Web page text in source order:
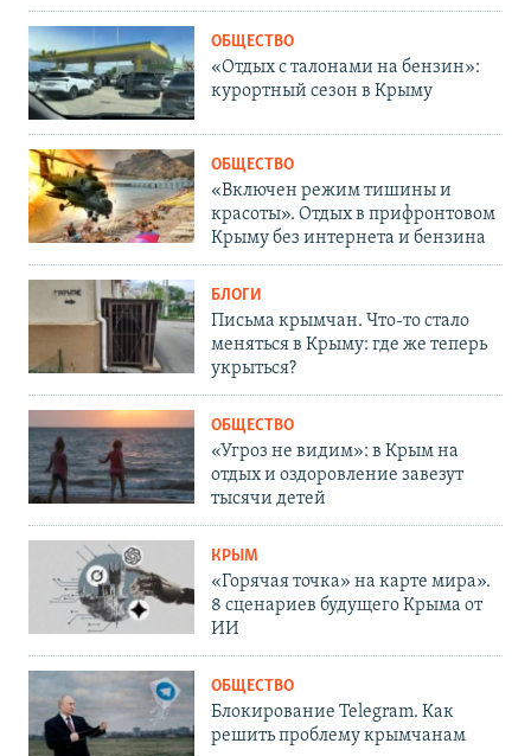
ОБЩЕСТВО
«Отдых с талонами на бензин»:
курортный сезон в Крыму
ОБЩЕСТВО
«Включен режим тишины и
красоты». Отдых в прифронтовом
Крыму без интернета и бензина
БЛОГИ
Письма крымчан. Что-то стало
меняться в Крыму: где же теперь
укрыться?
ОБЩЕСТВО
«Угроз не видим»: в Крым на
отдых и оздоровление завезут
тысячи детей
КРЫМ
«Горячая точка» на карте мира».
8 сценариев будущего Крыма от
ИИ
ОБЩЕСТВО
Блокирование Telegram. Как
решить проблему крымчанам